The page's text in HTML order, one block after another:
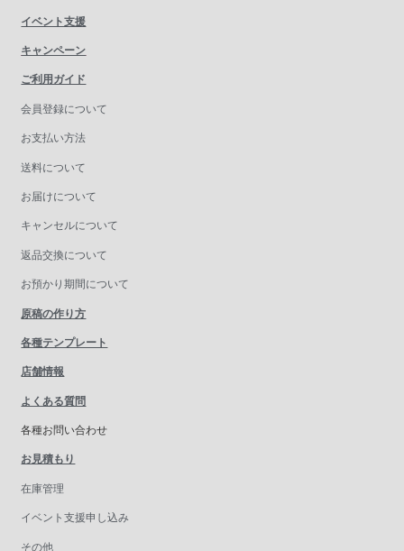
イベント支援
キャンペーン
ご利用ガイド
会員登録について
お支払い方法
送料について
お届けについて
キャンセルについて
返品交換について
お預かり期間について
原稿の作り方
各種テンプレート
店舗情報
よくある質問
各種お問い合わせ
お見積もり
在庫管理
イベント支援申し込み
その他